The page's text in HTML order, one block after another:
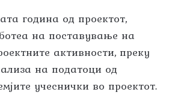
година од проектот,
на поставување на
активности, преку
на податоци од
учеснички во проектот.